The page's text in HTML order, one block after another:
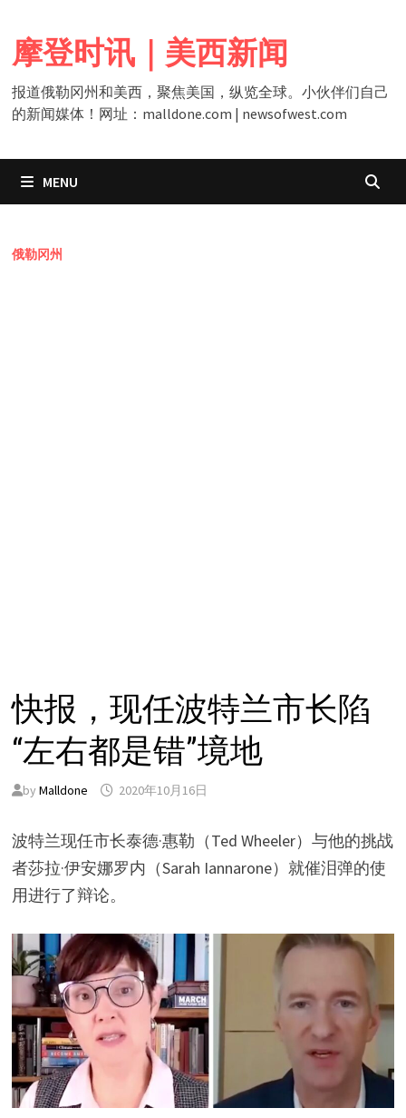
content
摩登时讯｜美西新闻
报道俄勒冈州和美西，聚焦美国，纵览全球。小伙伴们自己
的新闻媒体！网址：malldone.com | newsofwest.com
MENU
俄勒冈州
快报，现任波特兰市长陷
“左右都是错”境地
by Malldone 2020年10月16日
波特兰现任市长泰德·惠勒（Ted Wheeler）与他的挑战
者莎拉·伊安娜罗内（Sarah Iannarone）就催泪弹的使
用进行了辩论。